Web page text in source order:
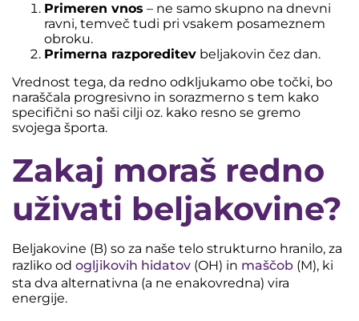
Primeren vnos – ne samo skupno na dnevni
ravni, temveč tudi pri vsakem posameznem
obroku.
Primerna razporeditev beljakovin čez dan.
Vrednost tega, da redno odkljukamo obe točki, bo
naraščala progresivno in sorazmerno s tem kako
specifični so naši cilji oz. kako resno se gremo
svojega športa.
Zakaj moraš redno
uživati beljakovine?
Beljakovine (B) so za naše telo strukturno hranilo, za
razliko od ogljikovih hidatov (OH) in maščob (M), ki
sta dva alternativna (a ne enakovredna) vira
energije.